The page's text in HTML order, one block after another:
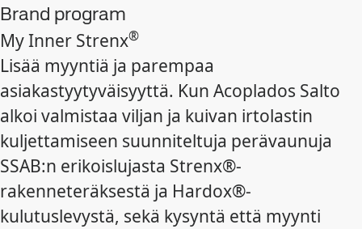
Brand program
My Inner Strenx®
Lisää myyntiä ja parempaa
asiakastyytyväisyyttä. Kun Acoplados Salto
alkoi valmistaa viljan ja kuivan irtolastin
kuljettamiseen suunniteltuja perävaunuja
SSAB:n erikoislujasta Strenx®-
rakenneteräksestä ja Hardox®-
kulutuslevystä, sekä kysyntä että myynti